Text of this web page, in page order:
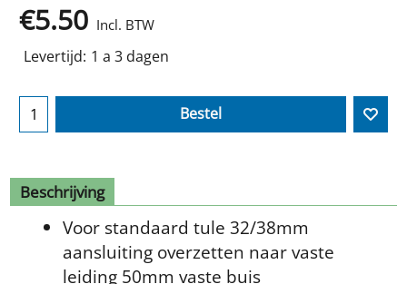
€5.50 Incl. BTW
Levertijd: 1 a 3 dagen
Bestel
Beschrijving
Voor standaard tule 32/38mm
aansluiting overzetten naar vaste
leiding 50mm vaste buis